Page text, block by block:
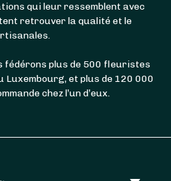
qui leur ressemblent avec
retrouver la qualité et le
fédérons plus de 500 fleuristes
Luxembourg, et plus de 120 000
chez l’un d’eux.